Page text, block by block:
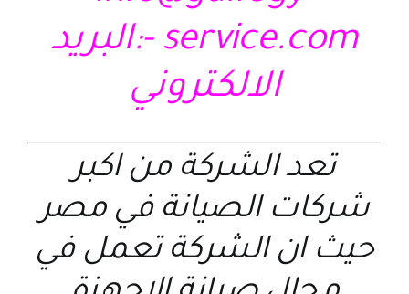
service.com -:البريد
الالكتروني
تعد الشركة من اكبر
شركات الصيانة في مصر
حيث ان الشركة تعمل في